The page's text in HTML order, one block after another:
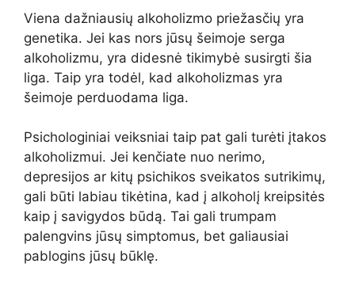
Viena dažniausių alkoholizmo priežasčių yra
genetika. Jei kas nors jūsų šeimoje serga
alkoholizmu, yra didesnė tikimybė susirgti šia
liga. Taip yra todėl, kad alkoholizmas yra
šeimoje perduodama liga.
Psichologiniai veiksniai taip pat gali turėti įtakos
alkoholizmui. Jei kenčiate nuo nerimo,
depresijos ar kitų psichikos sveikatos sutrikimų,
gali būti labiau tikėtina, kad į alkoholį kreipsitės
kaip į savigydos būdą. Tai gali trumpam
palengvins jūsų simptomus, bet galiausiai
pablogins jūsų būklę.